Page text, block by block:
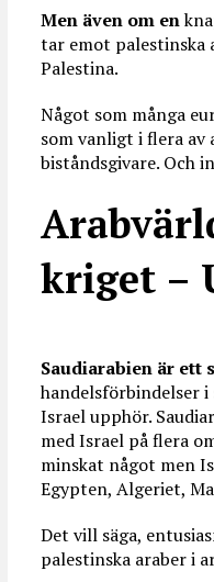
Men även om en
tar emot palestinska
Palestina.
Något som många
som vanligt i flera av
biståndsgivare. Och
kriget –
Saudiarabien är ett
handelsförbindelser
Israel upphör.
med Israel på flera
minskat något men
Egypten, Algeriet,
Det vill säga,
palestinska araber i